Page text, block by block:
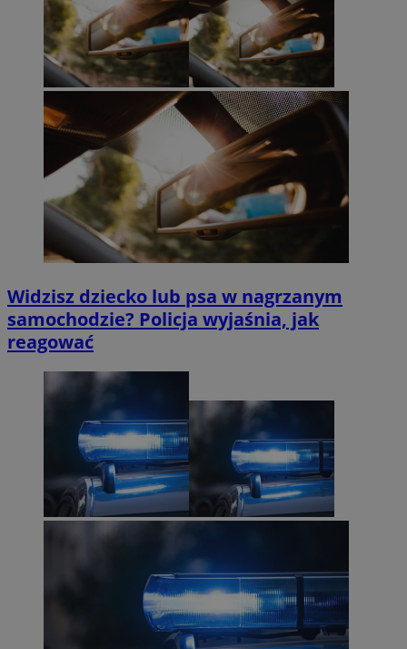
Widzisz dziecko lub psa w nagrzanym
samochodzie? Policja wyjaśnia, jak
reagować